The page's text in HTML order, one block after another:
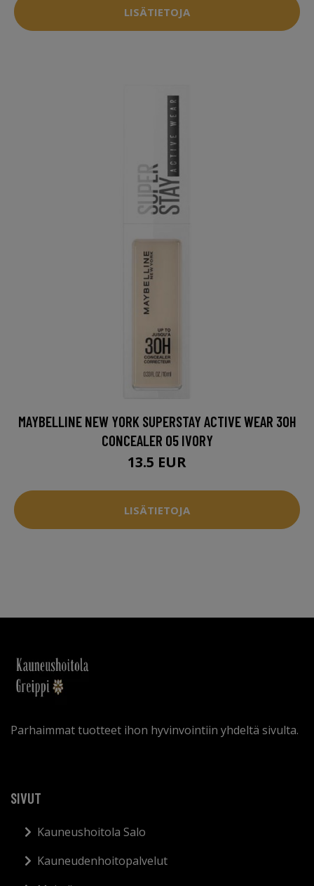
LISÄTIETOJA
MAYBELLINE NEW YORK SUPERSTAY ACTIVE WEAR 30H
CONCEALER 05 IVORY
13.5 EUR
LISÄTIETOJA
Parhaimmat tuotteet ihon hyvinvointiin yhdeltä sivulta.
SIVUT
Kauneushoitola Salo
Kauneudenhoitopalvelut